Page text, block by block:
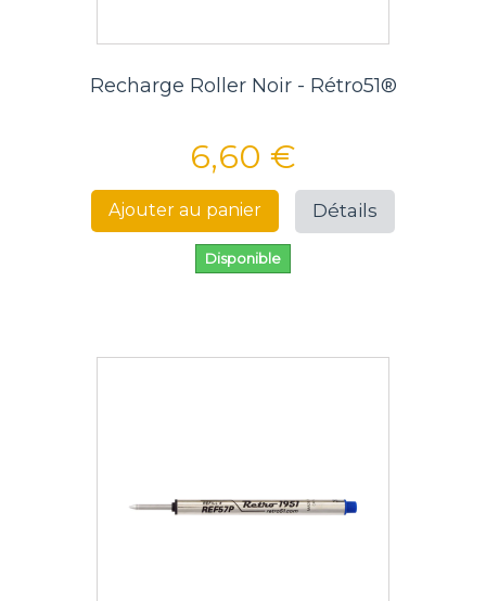
Recharge Roller Noir - Rétro51®
6,60 €
Ajouter au panier Détails
Disponible